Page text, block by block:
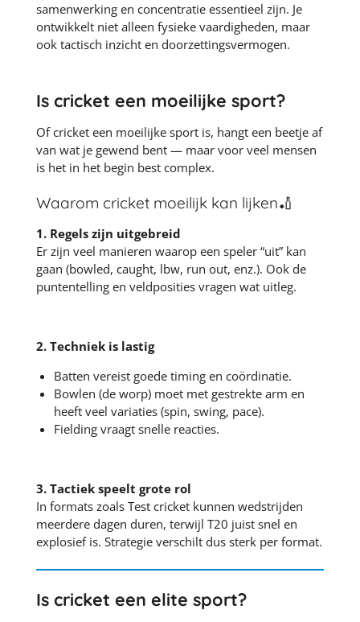
samenwerking en concentratie essentieel zijn. Je
ontwikkelt niet alleen fysieke vaardigheden, maar
ook tactisch inzicht en doorzettingsvermogen.
Is cricket een moeilijke sport?
Of cricket een moeilijke sport is, hangt een beetje af
van wat je gewend bent — maar voor veel mensen
is het in het begin best complex.
Waarom cricket moeilijk kan lijken🏏
1. Regels zijn uitgebreid
Er zijn veel manieren waarop een speler “uit” kan
gaan (bowled, caught, lbw, run out, enz.). Ook de
puntentelling en veldposities vragen wat uitleg.
2. Techniek is lastig
Batten vereist goede timing en coördinatie.
Bowlen (de worp) moet met gestrekte arm en
heeft veel variaties (spin, swing, pace).
Fielding vraagt snelle reacties.
3. Tactiek speelt grote rol
In formats zoals Test cricket kunnen wedstrijden
meerdere dagen duren, terwijl T20 juist snel en
explosief is. Strategie verschilt dus sterk per format.
Is cricket een elite sport?